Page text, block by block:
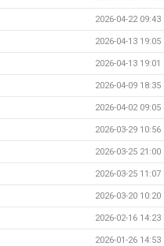
2026-04-22 09:43
2026-04-13 19:05
2026-04-13 19:01
2026-04-09 18:35
2026-04-02 09:05
2026-03-29 10:56
2026-03-25 21:00
2026-03-25 11:07
2026-03-20 10:20
2026-02-16 14:23
2026-01-26 14:53